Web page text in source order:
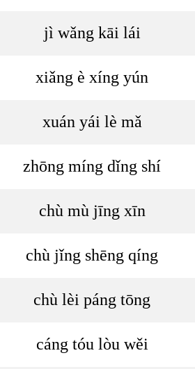
jì wǎng kāi lái
xiǎng è xíng yún
xuán yái lè mǎ
zhōng míng dǐng shí
chù mù jīng xīn
chù jǐng shēng qíng
chù lèi páng tōng
cáng tóu lòu wěi